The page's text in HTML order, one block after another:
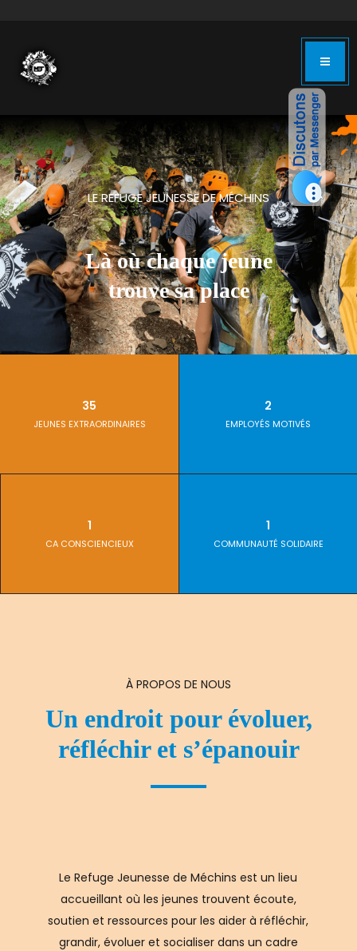
LE REFUGE JEUNESSE DE MÉCHINS
Là où chaque jeune
trouve sa place
35
JEUNES EXTRAORDINAIRES
2
EMPLOYÉS MOTIVÉS
1
CA CONSCIENCIEUX
1
COMMUNAUTÉ SOLIDAIRE
À PROPOS DE NOUS
Un endroit pour évoluer,
réfléchir et s’épanouir
Le Refuge Jeunesse de Méchins est un lieu
accueillant où les jeunes trouvent écoute,
soutien et ressources pour les aider à réfléchir,
grandir, évoluer et socialiser dans un cadre